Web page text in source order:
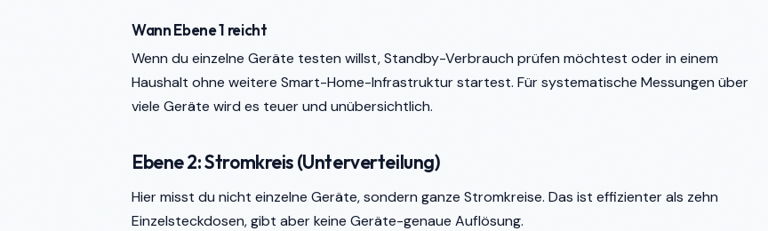
Wann Ebene 1 reicht
Wenn du einzelne Geräte testen willst, Standby-Verbrauch prüfen möchtest oder in einem
Haushalt ohne weitere Smart-Home-Infrastruktur startest. Für systematische Messungen über
viele Geräte wird es teuer und unübersichtlich.
Ebene 2: Stromkreis (Unterverteilung)
Hier misst du nicht einzelne Geräte, sondern ganze Stromkreise. Das ist effizienter als zehn
Einzelsteckdosen, gibt aber keine Geräte-genaue Auflösung.